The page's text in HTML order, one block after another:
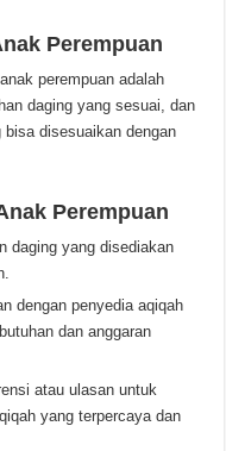
Perempuan
perempuan adalah
daging yang sesuai, dan
bisa disesuaikan dengan
Perempuan
daging yang disediakan
dengan penyedia aqiqah
dan anggaran
atau ulasan untuk
yang terpercaya dan